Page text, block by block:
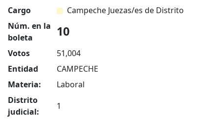
Cargo
Campeche Juezas/es de Distrito
Núm. en la
boleta
10
Votos
51,004
Entidad
CAMPECHE
Materia:
Laboral
Distrito
judicial:
1